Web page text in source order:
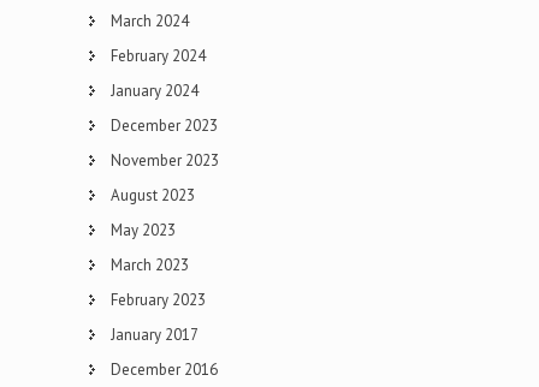
March 2024
February 2024
January 2024
December 2023
November 2023
August 2023
May 2023
March 2023
February 2023
January 2017
December 2016